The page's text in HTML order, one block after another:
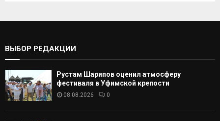
С
А
ВЫБОР РЕДАКЦИИ
Рустам Шарипов оценил атмосферу
фестиваля в Уфимской крепости
08.08.2026 0